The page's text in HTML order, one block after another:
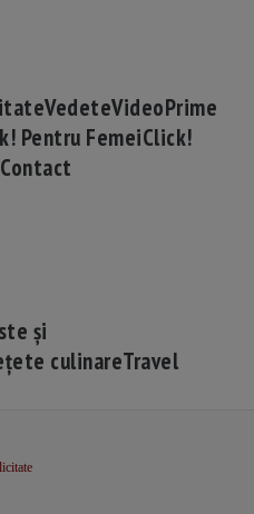
VedeteVideoPrime
Pentru FemeiClick!
Contact
și
culinareTravel